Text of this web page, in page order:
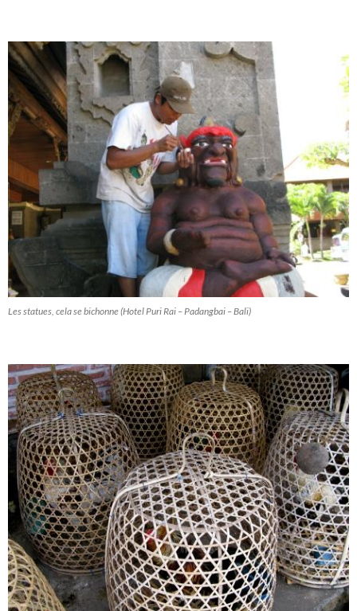
Les statues, cela se bichonne (Hotel Puri Rai – Padangbai – Bali)